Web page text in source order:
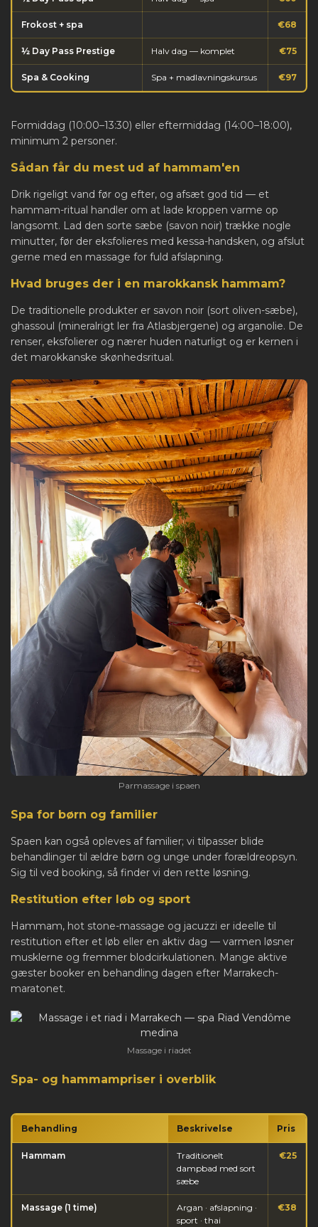
Frokost + spa €68
½ Day Pass Prestige Halv dag — komplet €75
Spa & Cooking Spa + madlavningskursus €97
Formiddag (10:00–13:30) eller eftermiddag (14:00–18:00),
minimum 2 personer.
Sådan får du mest ud af hammam'en
Drik rigeligt vand før og efter, og afsæt god tid — et
hammam-ritual handler om at lade kroppen varme op
langsomt. Lad den sorte sæbe (savon noir) trække nogle
minutter, før der eksfolieres med kessa-handsken, og afslut
gerne med en massage for fuld afslapning.
Hvad bruges der i en marokkansk hammam?
De traditionelle produkter er savon noir (sort oliven-sæbe),
ghassoul (mineralrigt ler fra Atlasbjergene) og arganolie. De
renser, eksfolierer og nærer huden naturligt og er kernen i
det marokkanske skønhedsritual.
Parmassage i spaen
Spa for børn og familier
Spaen kan også opleves af familier; vi tilpasser blide
behandlinger til ældre børn og unge under forældreopsyn.
Sig til ved booking, så finder vi den rette løsning.
Restitution efter løb og sport
Hammam, hot stone-massage og jacuzzi er ideelle til
restitution efter et løb eller en aktiv dag — varmen løsner
musklerne og fremmer blodcirkulationen. Mange aktive
gæster booker en behandling dagen efter Marrakech-
maratonet.
Massage i riadet
Spa- og hammampriser i overblik
Behandling Beskrivelse Pris
Hammam
Traditionelt
dampbad med sort
sæbe
€25
Massage (1 time)
Argan · afslapning ·
sport · thai
€38